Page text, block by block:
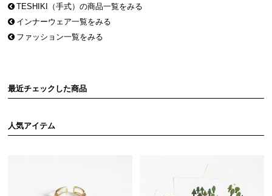
TESHIKI（手式）の商品一覧をみる
インナーウェア一覧をみる
ファッション一覧をみる
最近チェックした商品
人気アイテム